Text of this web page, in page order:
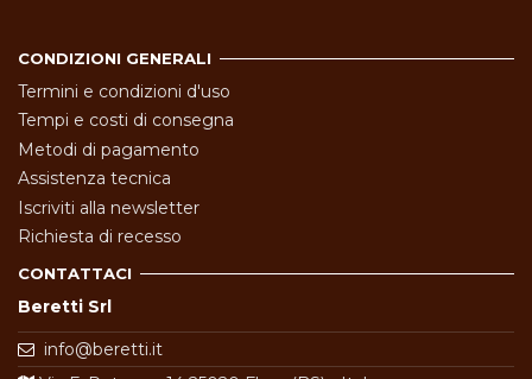
CONDIZIONI GENERALI
Termini e condizioni d'uso
Tempi e costi di consegna
Metodi di pagamento
Assistenza tecnica
Iscriviti alla newsletter
Richiesta di recesso
CONTATTACI
Beretti Srl
info@beretti.it